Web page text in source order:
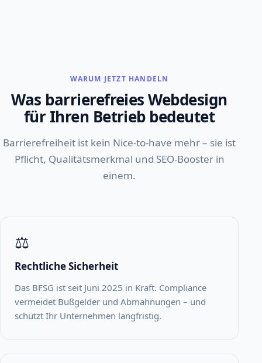
WARUM JETZT HANDELN
Was barrierefreies Webdesign
für Ihren Betrieb bedeutet
Barrierefreiheit ist kein Nice-to-have mehr – sie ist
Pflicht, Qualitätsmerkmal und SEO-Booster in
einem.
⚖️
Rechtliche Sicherheit
Das BFSG ist seit Juni 2025 in Kraft. Compliance
vermeidet Bußgelder und Abmahnungen – und
schützt Ihr Unternehmen langfristig.